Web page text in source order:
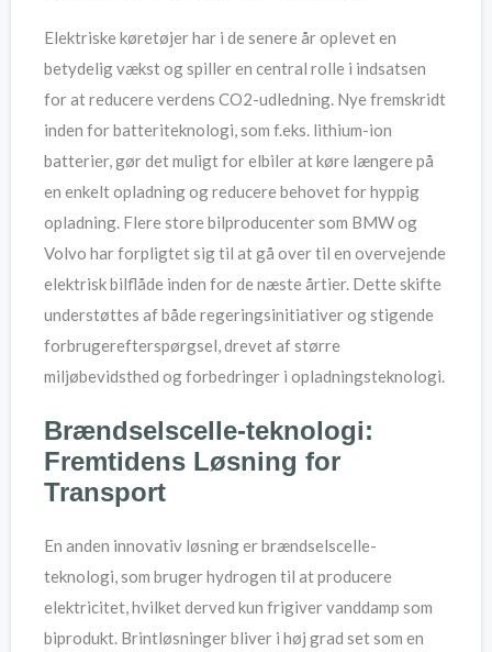
Elektriske køretøjer har i de senere år oplevet en
betydelig vækst og spiller en central rolle i indsatsen
for at reducere verdens CO2-udledning. Nye fremskridt
inden for batteriteknologi, som f.eks. lithium-ion
batterier, gør det muligt for elbiler at køre længere på
en enkelt opladning og reducere behovet for hyppig
opladning. Flere store bilproducenter som BMW og
Volvo har forpligtet sig til at gå over til en overvejende
elektrisk bilflåde inden for de næste årtier. Dette skifte
understøttes af både regeringsinitiativer og stigende
forbrugerefterspørgsel, drevet af større
miljøbevidsthed og forbedringer i opladningsteknologi.
Brændselscelle-teknologi:
Fremtidens Løsning for
Transport
En anden innovativ løsning er brændselscelle-
teknologi, som bruger hydrogen til at producere
elektricitet, hvilket derved kun frigiver vanddamp som
biprodukt. Brintløsninger bliver i høj grad set som en